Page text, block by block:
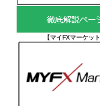
【マイFXマーケット